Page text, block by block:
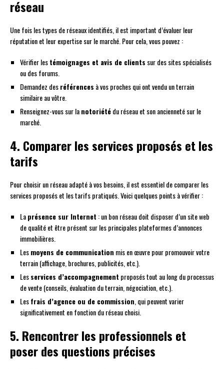
réseau
Une fois les types de réseaux identifiés, il est important d’évaluer leur
réputation et leur expertise sur le marché. Pour cela, vous pouvez :
Vérifier lestémoignages et avis de clients sur des sites spécialisés
ou des forums.
Demandez desréférences à vos proches qui ont vendu un terrain
similaire au vôtre.
Renseignez-vous sur lanotoriétédu réseau et son ancienneté sur le
marché.
4. Comparer les services proposés et les
tarifs
Pour choisir un réseau adapté à vos besoins, il est essentiel de comparer les
services proposés et les tarifs pratiqués. Voici quelques points à vérifier :
Laprésence sur Internet : un bon réseau doit disposer d’un site web
de qualité et être présent sur les principales plateformes d’annonces
immobilières.
Lesmoyens de communication mis en œuvre pour promouvoir votre
terrain (affichage, brochures, publicités, etc.).
Lesservices d’accompagnement proposés tout au long du processus
de vente (conseils, évaluation du terrain, négociation, etc.).
Lesfrais d’agence ou de commission , qui peuvent varier
significativement en fonction du réseau choisi.
5. Rencontrer les professionnels et
poser des questions précises